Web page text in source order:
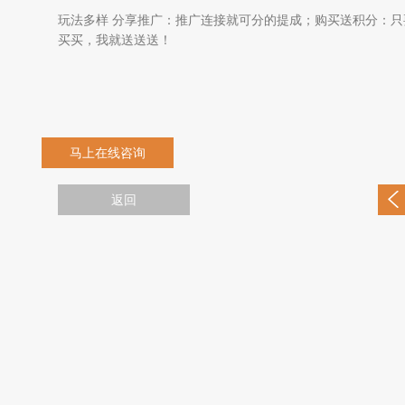
玩法多样 分享推广：推广连接就可分的提成；购买送积分：
买买，我就送送送！
马上在线咨询
返回